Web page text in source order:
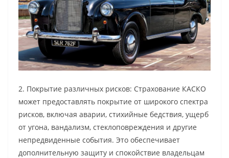
2. Покрытие различных рисков: Страхование КАСКО
может предоставлять покрытие от широкого спектра
рисков, включая аварии, стихийные бедствия, ущерб
от угона, вандализм, стеклоповреждения и другие
непредвиденные события. Это обеспечивает
дополнительную защиту и спокойствие владельцам